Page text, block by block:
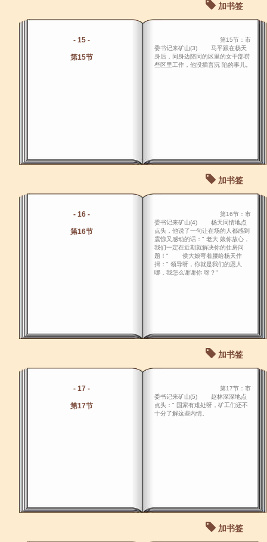
加书签
- 15 -
第15节
第15节：市
委书记来矿山(3) 马平跟在杨天
身后，同身边陪同的区里的女干部唠
些区里工作，他没插言沉 陷的事儿。
加书签
- 16 -
第16节
第16节：市
委书记来矿山(4) 杨天同情地点
点头，他说了一句让在场的人都感到
震惊又感动的话：" 老大 娘你放心，
我们一定在近期就解决你的住房问
题！" 侯大娘弯着腰给杨天作
揖：" 领导呀，你就是我们的恩人
哪，我怎么谢谢你 呀？"
加书签
- 17 -
第17节
第17节：市
委书记来矿山(5) 赵林深深地点
点头：" 国家有难处呀，矿工们还不
十分了解这些内情。
加书签